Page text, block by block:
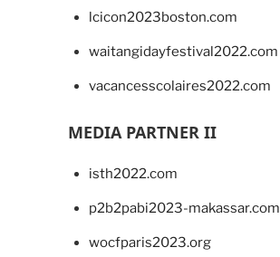
lcicon2023boston.com
waitangidayfestival2022.com
vacancesscolaires2022.com
MEDIA PARTNER II
isth2022.com
p2b2pabi2023-makassar.com
wocfparis2023.org